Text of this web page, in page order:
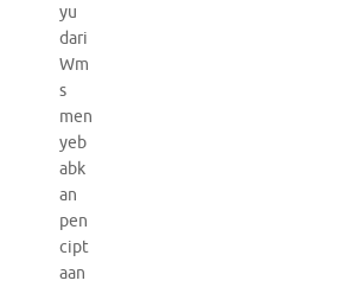
yu
dari
Wm
s
men
yeb
abk
an
pen
cipt
aan